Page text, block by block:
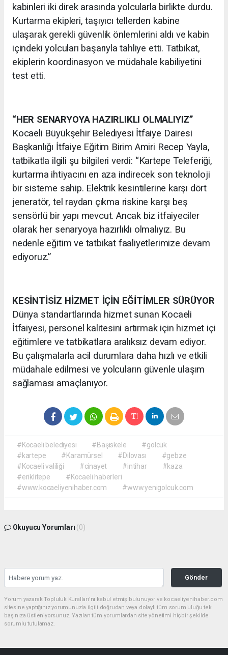
kabinleri iki direk arasında yolcularla birlikte durdu.
Kurtarma ekipleri, taşıyıcı tellerden kabine
ulaşarak gerekli güvenlik önlemlerini aldı ve kabin
içindeki yolcuları başarıyla tahliye etti. Tatbikat,
ekiplerin koordinasyon ve müdahale kabiliyetini
test etti.
“HER SENARYOYA HAZIRLIKLI OLMALIYIZ”
Kocaeli Büyükşehir Belediyesi İtfaiye Dairesi
Başkanlığı İtfaiye Eğitim Birim Amiri Recep Yayla,
tatbikatla ilgili şu bilgileri verdi: “Kartepe Teleferiği,
kurtarma ihtiyacını en aza indirecek son teknoloji
bir sisteme sahip. Elektrik kesintilerine karşı dört
jeneratör, tel raydan çıkma riskine karşı beş
sensörlü bir yapı mevcut. Ancak biz itfaiyeciler
olarak her senaryoya hazırlıklı olmalıyız. Bu
nedenle eğitim ve tatbikat faaliyetlerimize devam
ediyoruz.”
KESİNTİSİZ HİZMET İÇİN EĞİTİMLER SÜRÜYOR
Dünya standartlarında hizmet sunan Kocaeli
İtfaiyesi, personel kalitesini artırmak için hizmet içi
eğitimlere ve tatbikatlara aralıksız devam ediyor.
Bu çalışmalarla acil durumlara daha hızlı ve etkili
müdahale edilmesi ve yolcuların güvenle ulaşım
sağlaması amaçlanıyor.
#Kocaeli belediyesi #Başiskele
#gölcük
#kartepe
#Karamürsel #Dilovası
#gebze
#Kocaeli valiliği
#cinayet #intihar
#kaza
#eriklitepe
#Kocaeli haberleri
#www.kocaeliyenihaber.com
#www.yenigolcuk.com
Okuyucu Yorumları (0)
Gönder
Yorum yazarak Topluluk Kuralları’nı kabul etmiş bulunuyor ve kocaeliyenihaber.com
sitesine yaptığınız yorumunuzla ilgili doğrudan veya dolaylı tüm sorumluluğu tek
başınıza üstleniyorsunuz. Yazılan tüm yorumlardan site yönetimi hiçbir şekilde
sorumlu tutulamaz.